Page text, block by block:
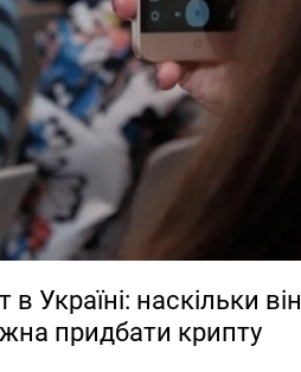
Україні: наскільки він
придбати крипту